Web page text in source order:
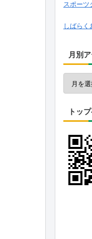
スポーツ
しばらく
月別
トッ